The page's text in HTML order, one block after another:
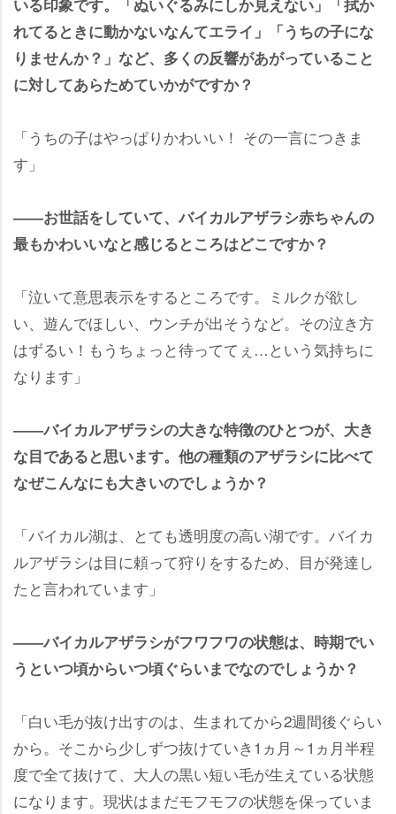
いる印象です。「ぬいぐるみにしか見えない」「拭か
れてるときに動かないなんてエライ」「うちの子にな
りませんか？」など、多くの反響があがっていること
に対してあらためていかがですか？
「うちの子はやっぱりかわいい！ その一言につきま
す」
――お世話をしていて、バイカルアザラシ赤ちゃんの
最もかわいいなと感じるところはどこですか？
「泣いて意思表示をするところです。ミルクが欲し
い、遊んでほしい、ウンチが出そうなど。その泣き方
はずるい！もうちょっと待っててぇ…という気持ちに
なります」
――バイカルアザラシの大きな特徴のひとつが、大き
な目であると思います。他の種類のアザラシに比べて
なぜこんなにも大きいのでしょうか？
「バイカル湖は、とても透明度の高い湖です。バイカ
ルアザラシは目に頼って狩りをするため、目が発達し
たと言われています」
――バイカルアザラシがフワフワの状態は、時期でい
うといつ頃からいつ頃ぐらいまでなのでしょうか？
「白い毛が抜け出すのは、生まれてから2週間後ぐらい
から。そこから少しずつ抜けていき1ヵ月～1ヵ月半程
度で全て抜けて、大人の黒い短い毛が生えている状態
になります。現状はまだモフモフの状態を保っていま